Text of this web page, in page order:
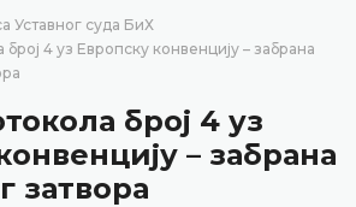
Уставног суда БиХ
4 уз Европску конвенцију – забрана
број 4 уз
– забрана
затвора